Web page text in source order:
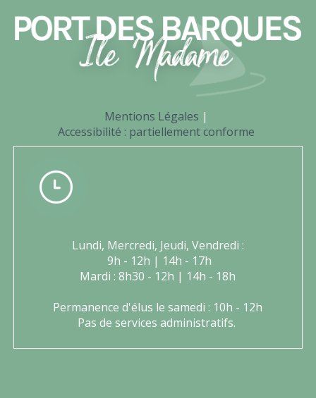
Mentions Légales
Accessibilité : partiellement conforme
Lundi, Mercredi, Jeudi, Vendredi :
9h - 12h | 14h - 17h
Mardi : 8h30 - 12h | 14h - 18h
Permanence d'élus le samedi : 10h - 12h
Pas de services administratifs.